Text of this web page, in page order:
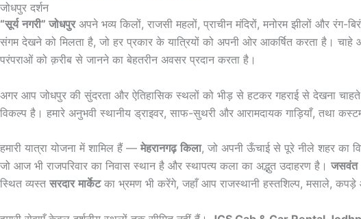
जोधपुर दर्शन
“सूर्य नगरी” जोधपुरअपने भव्य किलों, राजसी महलों, प्राचीन मंदिरों, मनोरम झीलों और रंग-
संगम देखने को मिलता है, जो हर प्रकार के यात्रियों को अपनी ओर आकर्षित करता है। चाहे
परंपराओं को क़रीब से जानने का बेहतरीन अवसर प्रदान करता है।
अगर आप जोधपुर की सुंदरता और ऐतिहासिक स्थलों को भीड़ से हटकर गहराई से देखना
विकल्प है। हमारे अनुभवी स्थानीय ड्राइवर, साफ-सुथरी और आरामदायक गाड़ियाँ, तथा
हमारी यात्रा योजना में शामिल हैं — मेहरानगढ़ किला, जो अपनी ऊँचाई से पूरे नीले शहर का
जो आज भी राजपरिवार का निवास स्थान है और स्थापत्य कला का अद्भुत उदाहरण है। जसवंत
स्थित व्यस्त सरदार मार्केटका भ्रमण भी करेंगे, जहाँ आप राजस्थानी हस्तशिल्प, मसाले, कपड़े